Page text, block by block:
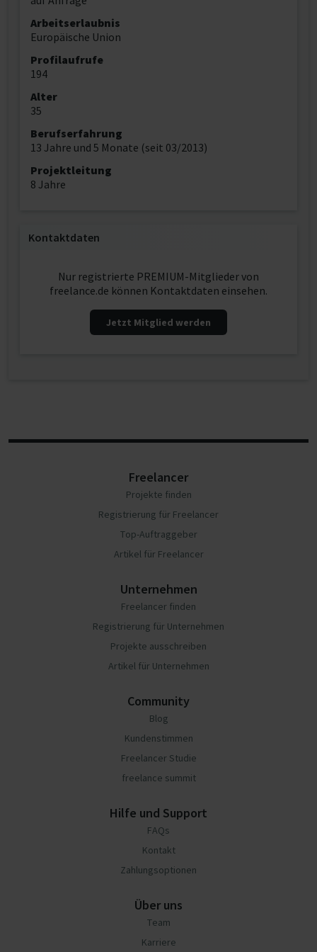
Arbeitserlaubnis
Europäische Union
Profilaufrufe
194
Alter
35
Berufserfahrung
13 Jahre und 5 Monate (seit 03/2013)
Projektleitung
8 Jahre
Kontaktdaten
Nur registrierte PREMIUM-Mitglieder von
freelance.de können Kontaktdaten einsehen.
Jetzt Mitglied werden
Freelancer
Projekte finden
Registrierung für Freelancer
Top-Auftraggeber
Artikel für Freelancer
Unternehmen
Freelancer finden
Registrierung für Unternehmen
Projekte ausschreiben
Artikel für Unternehmen
Community
Blog
Kundenstimmen
Freelancer Studie
freelance summit
Hilfe und Support
FAQs
Kontakt
Zahlungsoptionen
Über uns
Team
Karriere